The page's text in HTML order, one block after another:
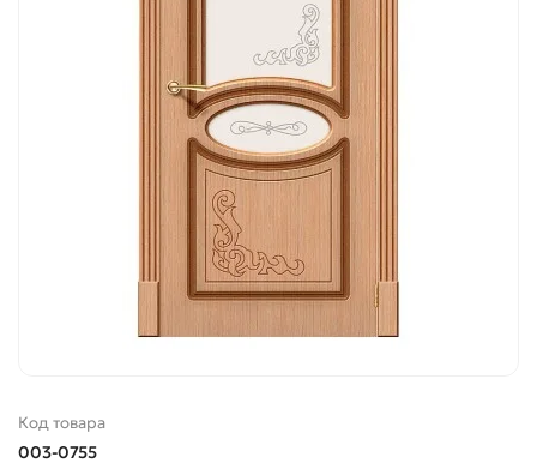
Код товара
003-0755